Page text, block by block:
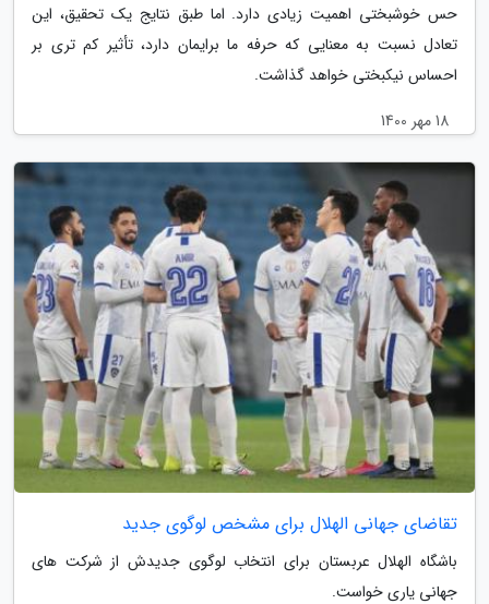
حس خوشبختی اهمیت زیادی دارد. اما طبق نتایج یک تحقیق، این
تعادل نسبت به معنایی که حرفه ما برایمان دارد، تأثیر کم تری بر
احساس نیکبختی خواهد گذاشت.
18 مهر 1400
تقاضای جهانی الهلال برای مشخص لوگوی جدید
باشگاه الهلال عربستان برای انتخاب لوگوی جدیدش از شرکت های
جهانی یاری خواست.